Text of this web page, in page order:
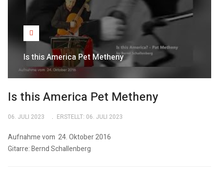
Is this America Pet Metheny
Is this America Pet Metheny
06. JULI 2023 ERSTELLT: 06. JULI 2023
Aufnahme vom 24. Oktober 2016
Gitarre: Bernd Schallenberg